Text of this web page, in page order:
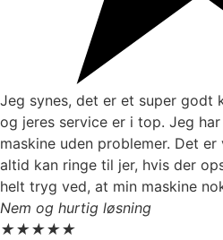
Jeg synes, det er et super godt
og jeres service er i top. Jeg
maskine uden problemer. Det
altid kan ringe til jer, hvis der
helt tryg ved, at min maskine
Nem og hurtig løsning
★★★★★